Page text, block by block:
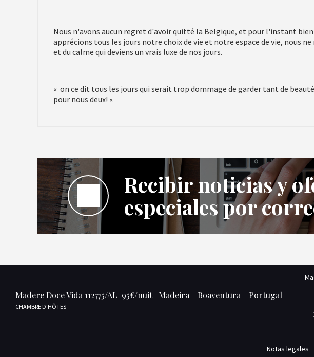
Nous n'avons aucun regret d'avoir quitté la Belgique, et pour l'instant
apprécions tous les jours notre choix de vie et notre espace de vie, nous ne
et du calme qui deviens un vrais luxe de nos jours.
« on ce dit tous les jours qui serait trop dommage de garder tant de
pour nous deux! «
Recibir noticias y
especiales por
Madere Doce Vida 112775/AL-95€/nuit- Madeira - Boaventura - Portugal
CHAMBRE D'HÔTES
Notas legales